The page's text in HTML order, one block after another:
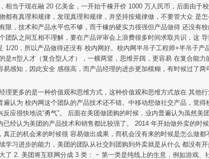
相当于现在融 20 亿美金，一开始千橡开价 1000 万人民币，后面由
都有真理和规律，发现真理和规律，并坚持按规律做，不要管大众
限，技术和产品水平也不够，而千橡的硬实力很强但产品做得 还没有
团队之间互相不理解，要在产品评审会上浪费很多时间求取共识，这
1/20，所以产品做得还没有 校内网好。校内网半吊子工程师+半吊子
是π型人才（复合型人才），一横两竖，思维开阔，更容易 在复合能
易感知，因此安全 感很高，而产品经理的进步更加模糊，有时候过了
经理更多的是一种价值观和思维方式，这种价值观和思维方式放在 其
遍认为 校内网这个团队的产品技术还不错。中移动想做社交产品，觉
反应很快地说“勇气”。 后面在美团做团购的时候，业内普遍认为虽然
已经认为美团的产品技术和销售都比较强了。 2014 年开始做外卖的
真正的机会来的时候很 容易做出成果，而机会没有来的时候是怎么做
学习进步的能力，美团的团队从社交到团购到外卖就是从什么 都没
了 2. 美团将互联网分成 3 类： − 第一类是纯线上的生意，例如游戏